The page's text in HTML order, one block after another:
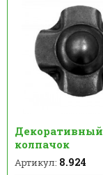
Декоративный
колпачок
Артикул: 8.924